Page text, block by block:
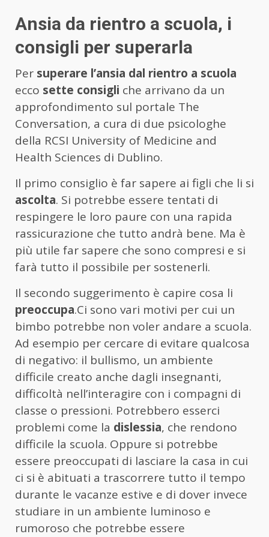
Ansia da rientro a scuola, i
consigli per superarla
Per superare l’ansia dal rientro a scuola
ecco sette consigli che arrivano da un
approfondimento sul portale The
Conversation, a cura di due psicologhe
della RCSI University of Medicine and
Health Sciences di Dublino.
Il primo consiglio è far sapere ai figli che li si
ascolta. Si potrebbe essere tentati di
respingere le loro paure con una rapida
rassicurazione che tutto andrà bene. Ma è
più utile far sapere che sono compresi e si
farà tutto il possibile per sostenerli.
Il secondo suggerimento è capire cosa li
preoccupa.Ci sono vari motivi per cui un
bimbo potrebbe non voler andare a scuola.
Ad esempio per cercare di evitare qualcosa
di negativo: il bullismo, un ambiente
difficile creato anche dagli insegnanti,
difficoltà nell’interagire con i compagni di
classe o pressioni. Potrebbero esserci
problemi come la dislessia, che rendono
difficile la scuola. Oppure si potrebbe
essere preoccupati di lasciare la casa in cui
ci si è abituati a trascorrere tutto il tempo
durante le vacanze estive e di dover invece
studiare in un ambiente luminoso e
rumoroso che potrebbe essere